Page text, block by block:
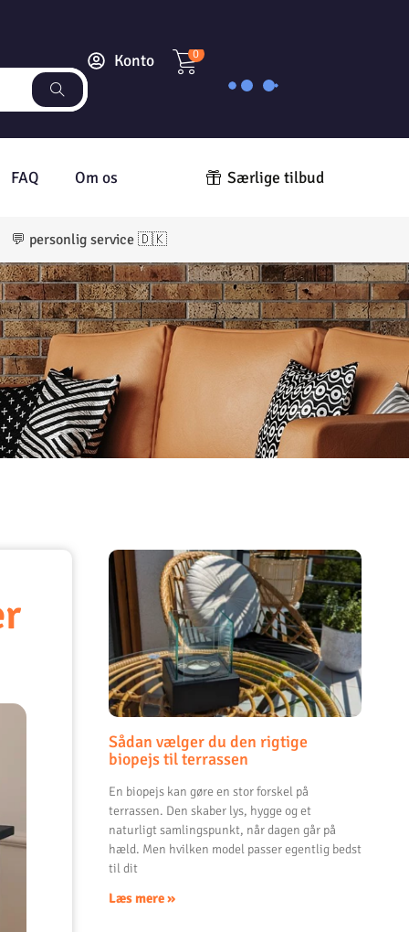
Konto 0
FAQ Om os Særlige tilbud
💬 personlig service 🇩🇰
Sådan vælger du den rigtige
biopejs til terrassen
En biopejs kan gøre en stor forskel på
terrassen. Den skaber lys, hygge og et
naturligt samlingspunkt, når dagen går på
hæld. Men hvilken model passer egentlig bedst
til dit
Læs mere »